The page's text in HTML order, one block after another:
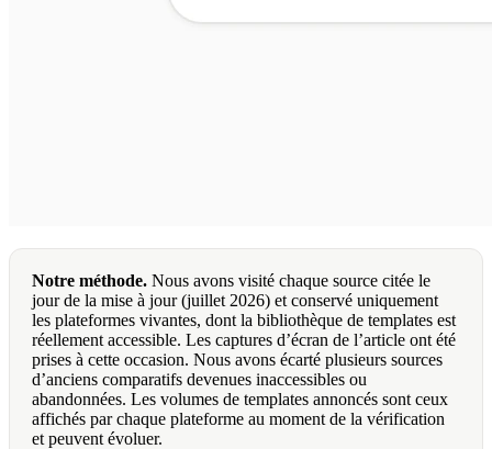
Notre méthode. Nous avons visité chaque source citée le
jour de la mise à jour (juillet 2026) et conservé uniquement
les plateformes vivantes, dont la bibliothèque de templates est
réellement accessible. Les captures d’écran de l’article ont été
prises à cette occasion. Nous avons écarté plusieurs sources
d’anciens comparatifs devenues inaccessibles ou
abandonnées. Les volumes de templates annoncés sont ceux
affichés par chaque plateforme au moment de la vérification
et peuvent évoluer.